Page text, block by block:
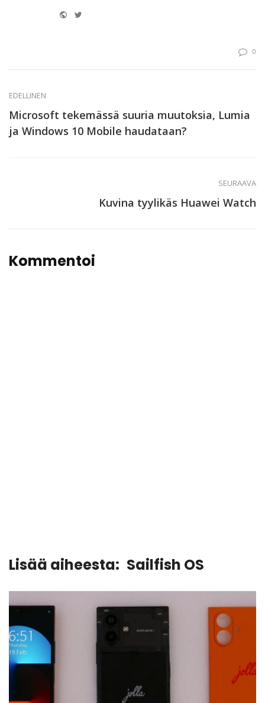
Website
0
EDELLINEN
Microsoft tekemässä suuria muutoksia, Lumia
ja Windows 10 Mobile haudataan?
SEURAAVA
Kuvina tyylikäs Huawei Watch
Kommentoi
Lisää aiheesta: Sailfish OS